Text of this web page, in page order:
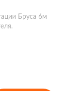
Бруса 6м